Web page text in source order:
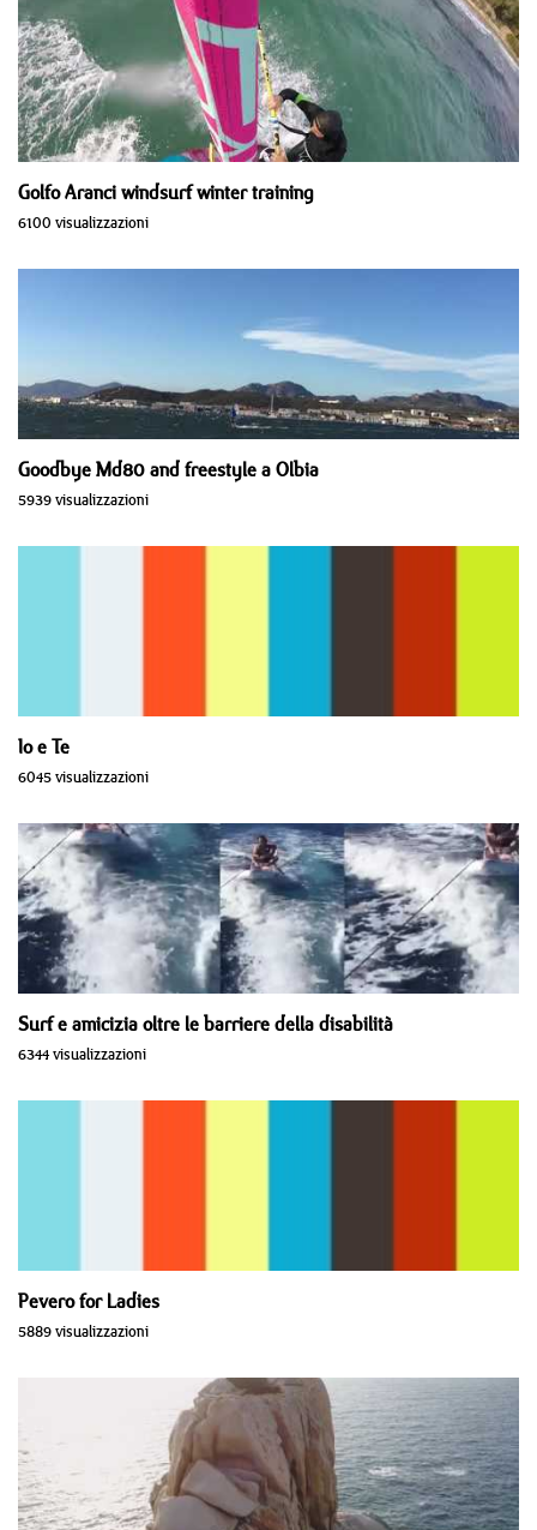
Golfo Aranci windsurf winter training
6100 visualizzazioni
Goodbye Md80 and freestyle a Olbia
5939 visualizzazioni
Io e Te
6045 visualizzazioni
Surf e amicizia oltre le barriere della disabilità
6344 visualizzazioni
Pevero for Ladies
5889 visualizzazioni